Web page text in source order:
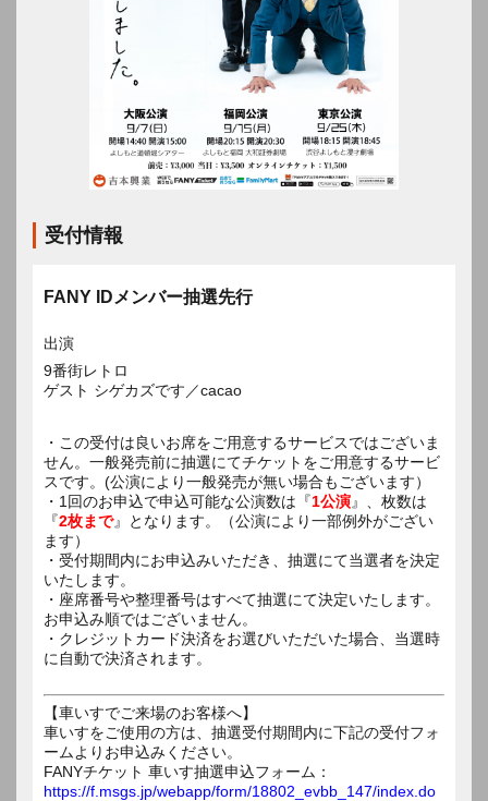
受付情報
FANY IDメンバー抽選先行
出演
9番街レトロ
ゲスト シゲカズです／cacao
・この受付は良いお席をご用意するサービスではございま
せん。一般発売前に抽選にてチケットをご用意するサービ
スです。(公演により一般発売が無い場合もございます）
・1回のお申込で申込可能な公演数は『1公演』、枚数は
『2枚まで』となります。（公演により一部例外がござい
ます）
・受付期間内にお申込みいただき、抽選にて当選者を決定
いたします。
・座席番号や整理番号はすべて抽選にて決定いたします。
お申込み順ではございません。
・クレジットカード決済をお選びいただいた場合、当選時
に自動で決済されます。
【車いすでご来場のお客様へ】
車いすをご使用の方は、抽選受付期間内に下記の受付フォ
ームよりお申込みください。
FANYチケット 車いす抽選申込フォーム：
https://f.msgs.jp/webapp/form/18802_evbb_147/index.do